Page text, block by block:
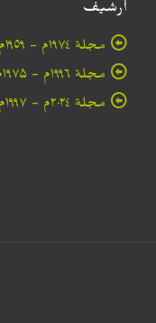
أرشيف
مجلة ۱۹۷٤م - ١٩٥٩م
مجلة ۱۹۹٦م - ۱۹۷۵م
مجلة ۲۰۲٤م - ۱۹۹۷م